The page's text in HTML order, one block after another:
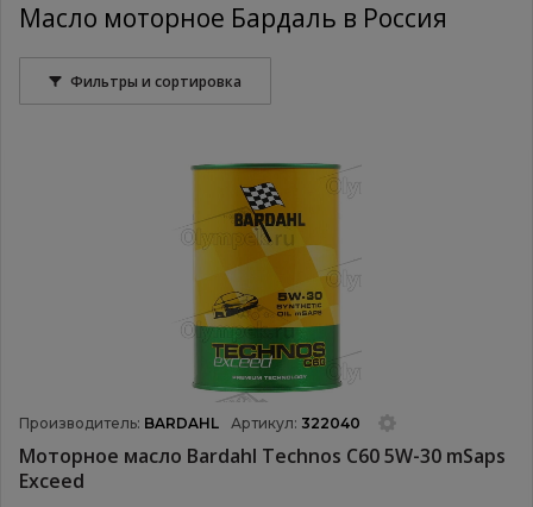
Масло моторное Бардаль в Россия
Фильтры и сортировка
Производитель: BARDAHL Артикул: 322040
Моторное масло Bardahl Technos C60 5W-30 mSaps
Exceed